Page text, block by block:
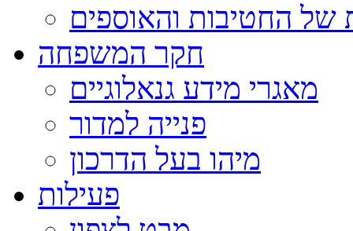
של החטיבות והאוספים
חקר המשפחה
מאגרי מידע גנאלוגיים
פנייה למדור
מיהו בעל הדרכון
פעילות